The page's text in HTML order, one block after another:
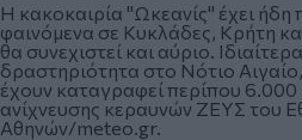
Η κακοκαιρία "Ωκεανίς" έχει ήδη
φαινόμενα σε Κυκλάδες, Κρήτη
θα συνεχιστεί και αύριο.
δραστηριότητα στο Νότιο
έχουν καταγραφεί περίπου 6.000
ανίχνευσης κεραυνών ΖΕΥΣ του
Αθηνών/meteo.gr.